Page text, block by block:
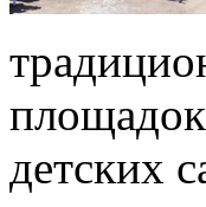
детских